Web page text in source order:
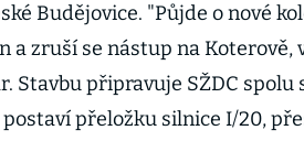
Budějovice. "Půjde o nové
a zruší se nástup na
Stavbu připravuje SŽDC
přeložku silnice I/20,